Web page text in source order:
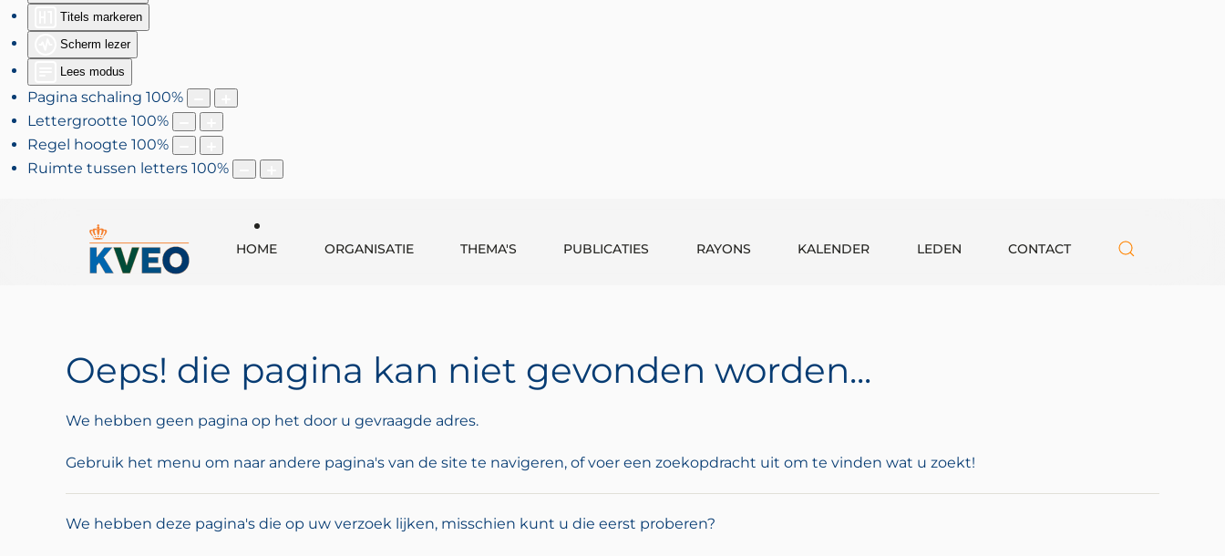
Titels markeren
Scherm lezer
Lees modus
Pagina schaling 100%
Lettergrootte 100%
Regel hoogte 100%
Ruimte tussen letters 100%
HOME ORGANISATIE THEMA'S PUBLICATIES RAYONS KALENDER LEDEN CONTACT
Oeps! die pagina kan niet gevonden worden...
We hebben geen pagina op het door u gevraagde adres.
Gebruik het menu om naar andere pagina's van de site te navigeren, of voer een zoekopdracht uit om te vinden wat u zoekt!
We hebben deze pagina's die op uw verzoek lijken, misschien kunt u die eerst proberen?